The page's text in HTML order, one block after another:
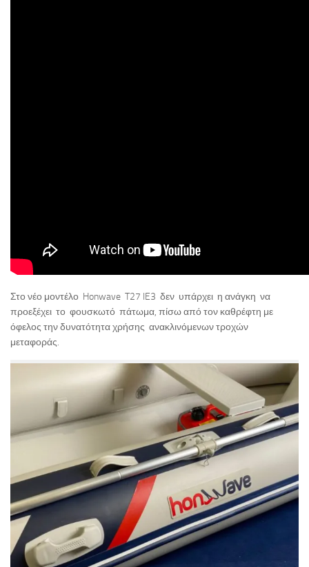
Στο νέο μοντέλο Honwave T27 IE3 δεν υπάρχει η ανάγκη να
προεξέχει το φουσκωτό πάτωμα, πίσω από τον καθρέφτη με
όφελος την δυνατότητα χρήσης ανακλινόμενων τροχών
μεταφοράς.